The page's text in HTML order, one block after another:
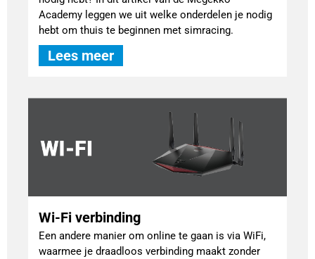
Academy leggen we uit welke onderdelen je nodig
hebt om thuis te beginnen met simracing.
Lees meer
Wi-Fi verbinding
Een andere manier om online te gaan is via WiFi,
waarmee je draadloos verbinding maakt zonder